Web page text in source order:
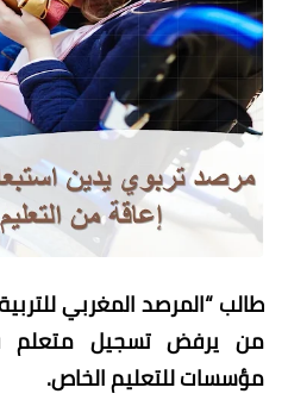
طالب “المرصد المغربي
من يرفض تسجيل
مؤسسات للتعليم الخاص.